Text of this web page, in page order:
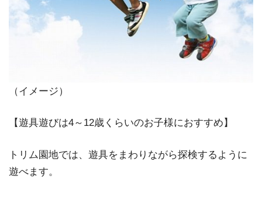
（イメージ）
【遊具遊びは4～12歳くらいのお子様におすすめ】
トリム園地では、遊具をまわりながら探検するように
遊べます。